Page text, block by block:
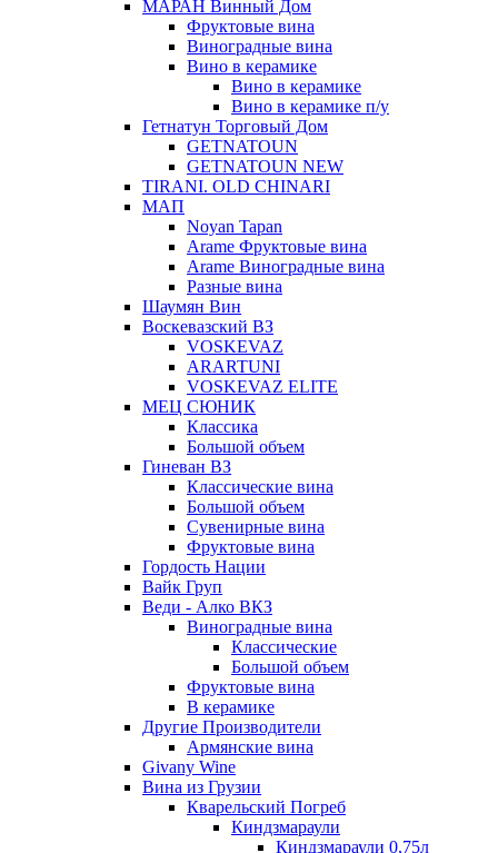
МАРАН Винный Дом
Фруктовые вина
Виноградные вина
Вино в керамике
Вино в керамике
Вино в керамике п/у
Гетнатун Торговый Дом
GETNATOUN
GETNATOUN NEW
TIRANI. OLD CHINARI
МАП
Noyan Tapan
Arame Фруктовые вина
Arame Виноградные вина
Разные вина
Шаумян Вин
Воскевазский ВЗ
VOSKEVAZ
ARARTUNI
VOSKEVAZ ELITE
МЕЦ СЮНИК
Классика
Большой объем
Гиневан ВЗ
Классические вина
Большой объем
Сувенирные вина
Фруктовые вина
Гордость Нации
Вайк Груп
Веди - Алко ВКЗ
Виноградные вина
Классические
Большой объем
Фруктовые вина
В керамике
Другие Производители
Армянские вина
Givany Wine
Вина из Грузии
Кварельский Погреб
Киндзмараули
Киндзмараули 0,75л